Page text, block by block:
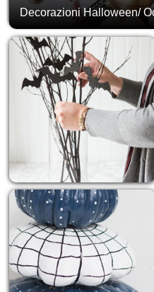
Decorazioni Halloween/